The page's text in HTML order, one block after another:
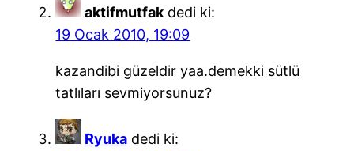
aktifmutfak dedi ki:
19 Ocak 2010, 19:09
kazandibi güzeldir yaa.demekki sütlü
tatlıları sevmiyorsunuz?
Ryuka dedi ki: